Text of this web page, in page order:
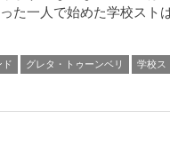
た一人で始めた学校スト
ド グレタ・トゥーンベリ 学校ス